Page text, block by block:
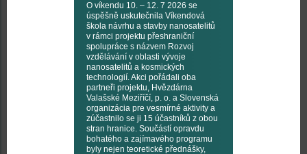
O víkendu 10. – 12. 7 2026 se
úspěšně uskutečnila Víkendová
škola návrhu a stavby nanosatelitů
v rámci projektu přeshraniční
spolupráce s názvem Rozvoj
vzdělávání v oblasti vývoje
nanosatelitů a kosmických
technologií. Akci pořádali oba
partneři projektu, Hvězdárna
Valašské Meziříčí, p. o. a Slovenská
organizácia pre vesmírné aktivity a
zúčastnilo se ji 15 účastníků z obou
stran hranice. Součástí opravdu
bohatého a zajímavého programu
byly nejen teoretické přednášky,